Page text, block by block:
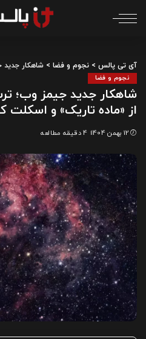
آی تی پالس > نجوم و فضا > شاهکار جدید
نجوم و فضا
شاهکار جدید جیمز وب؛
از «ماده تاریک» و اسکلت
12 بهمن 1404 4 دقیقه مطالعه